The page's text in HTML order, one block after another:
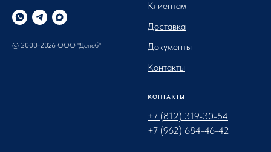
© 2000-2026 ООО "Денеб"
Клиентам
Доставка
Документы
Контакты
КОНТАКТЫ
+7 (812) 319-30-54
+7 (962) 684-46-42